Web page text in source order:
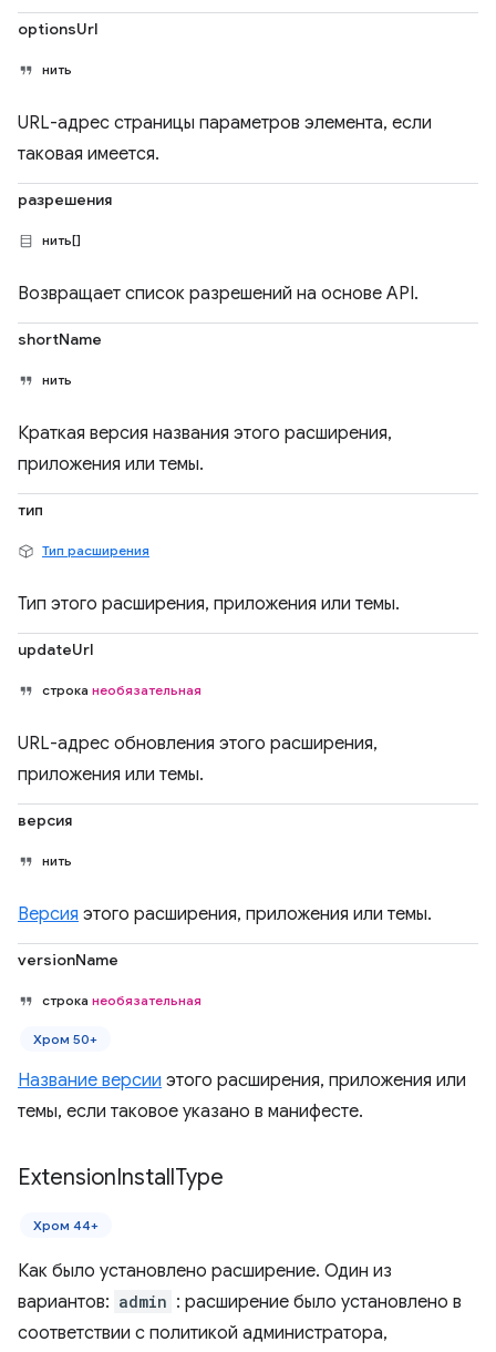
optionsUrl
нить
URL-адрес страницы параметров элемента, если
таковая имеется.
разрешения
нить[]
Возвращает список разрешений на основе API.
shortName
нить
Краткая версия названия этого расширения,
приложения или темы.
тип
Тип расширения
Тип этого расширения, приложения или темы.
updateUrl
строка необязательная
URL-адрес обновления этого расширения,
приложения или темы.
версия
нить
Версия этого расширения, приложения или темы.
versionName
строка необязательная
Хром 50+
Название версии этого расширения, приложения или
темы, если таковое указано в манифесте.
ExtensionInstallType
Хром 44+
Как было установлено расширение. Один из
вариантов: admin : расширение было установлено в
соответствии с политикой администратора,